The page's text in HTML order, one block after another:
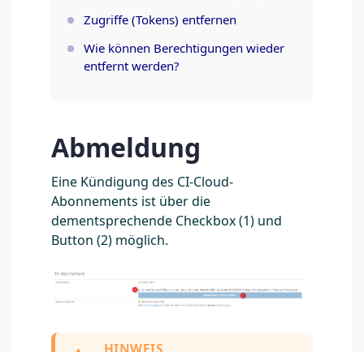
Zugriffe (Tokens) entfernen
Wie können Berechtigungen wieder
entfernt werden?
Abmeldung
Eine Kündigung des CI-Cloud-
Abonnements ist über die
dementsprechende Checkbox (1) und
Button (2) möglich.